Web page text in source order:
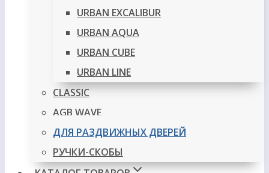
URBAN EXCALIBUR
URBAN AQUA
URBAN CUBE
URBAN LINE
CLASSIC
AGB WAVE
ДЛЯ РАЗДВИЖНЫХ ДВЕРЕЙ
РУЧКИ-СКОБЫ